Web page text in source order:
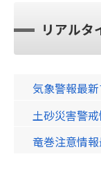
リアルタ
気象警報最
土砂災害警
竜巻注意情